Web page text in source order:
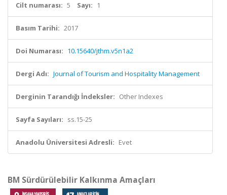
Cilt numarası: 5 Sayı: 1
Basım Tarihi: 2017
Doi Numarası: 10.15640/jthm.v5n1a2
Dergi Adı: Journal of Tourism and Hospitality Management
Derginin Tarandığı İndeksler: Other Indexes
Sayfa Sayıları: ss.15-25
Anadolu Üniversitesi Adresli: Evet
BM Sürdürülebilir Kalkınma Amaçları